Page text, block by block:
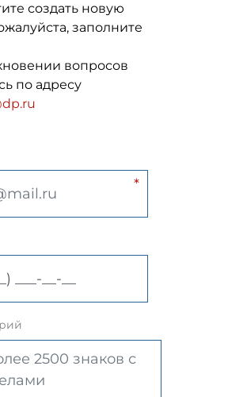
создать новую
заполните
вопросов
по адресу